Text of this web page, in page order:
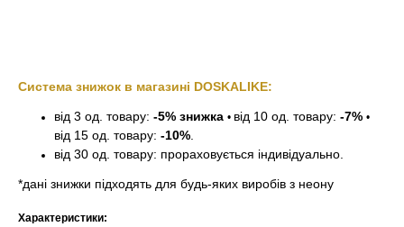
Система знижок в магазині DOSKALIKE:
від 3 од. товару: -5% знижка • від 10 од. товару: -7% •
від 15 од. товару: -10%.
від 30 од. товару: прораховується індивідуально.
*дані знижки підходять для будь-яких виробів з неону
Характеристики: